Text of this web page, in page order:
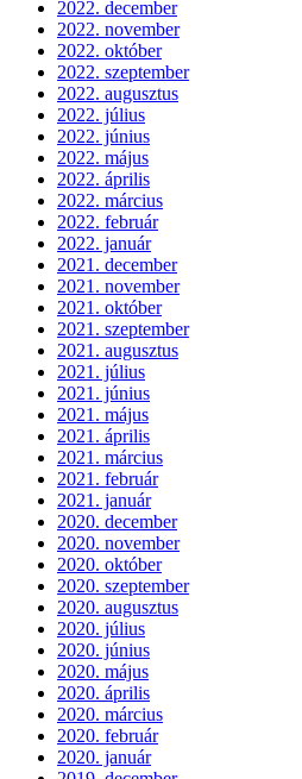
2022. december
2022. november
2022. október
2022. szeptember
2022. augusztus
2022. július
2022. június
2022. május
2022. április
2022. március
2022. február
2022. január
2021. december
2021. november
2021. október
2021. szeptember
2021. augusztus
2021. július
2021. június
2021. május
2021. április
2021. március
2021. február
2021. január
2020. december
2020. november
2020. október
2020. szeptember
2020. augusztus
2020. július
2020. június
2020. május
2020. április
2020. március
2020. február
2020. január